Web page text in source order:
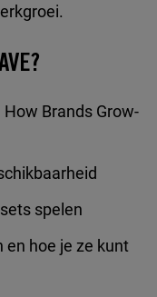
Brands Grow-
spelen
hoe je ze kunt